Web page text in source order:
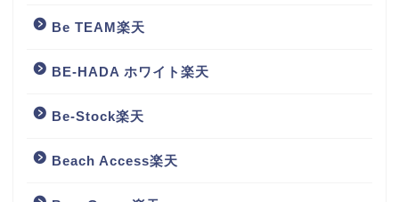
Be TEAM楽天
BE-HADA ホワイト楽天
Be-Stock楽天
Beach Access楽天